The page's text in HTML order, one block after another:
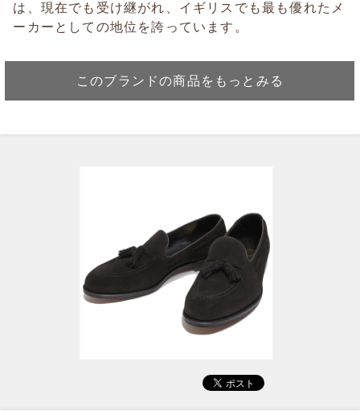
は、現在でも受け継がれ、イギリスでも最も優れたメ
ーカーとしての地位を誇っています。
このブランドの商品をもっとみる